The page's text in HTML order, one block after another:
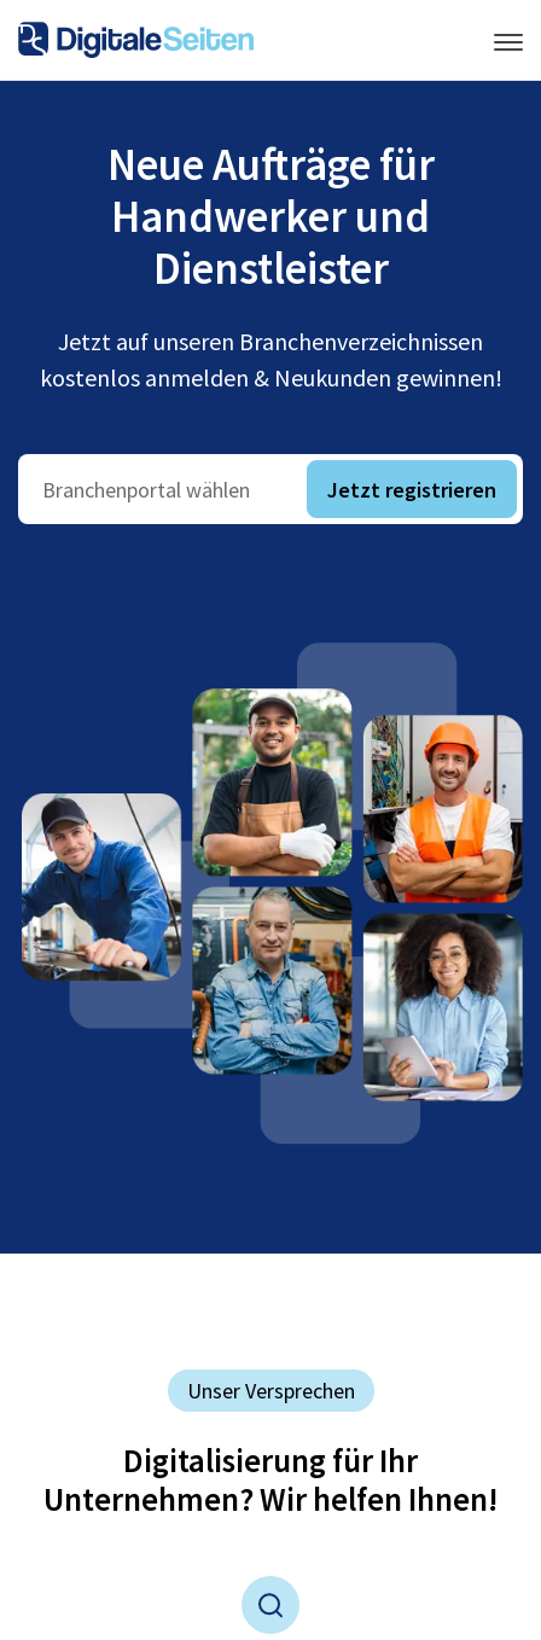
Neue Aufträge für
Handwerker und
Dienstleister
Jetzt auf unseren Branchenverzeichnissen
kostenlos anmelden & Neukunden gewinnen!
Branchenportal wählen Jetzt registrieren
Unser Versprechen
Digitalisierung für Ihr
Unternehmen? Wir helfen Ihnen!